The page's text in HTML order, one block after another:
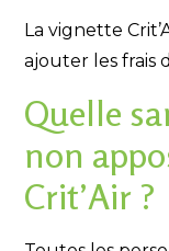
La vignette
ajouter les frais
Quelle
non
Crit’Air ?